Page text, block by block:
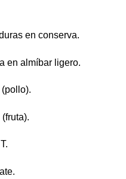
en conserva.
en almíbar ligero.
(pollo).